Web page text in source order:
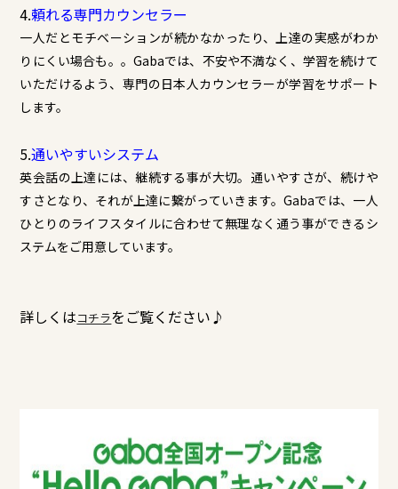
4.頼れる専門カウンセラー
一人だとモチベーションが続かなかったり、上達の実感がわか
りにくい場合も。。Gabaでは、不安や不満なく、学習を続けて
いただけるよう、専門の日本人カウンセラーが学習をサポート
します。
5.通いやすいシステム
英会話の上達には、継続する事が大切。通いやすさが、続けや
すさとなり、それが上達に繋がっていきます。Gabaでは、一人
ひとりのライフスタイルに合わせて無理なく通う事ができるシ
ステムをご用意しています。
詳しくはコチラをご覧ください♪